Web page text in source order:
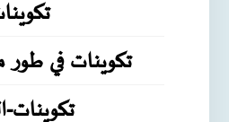
تكوينات في